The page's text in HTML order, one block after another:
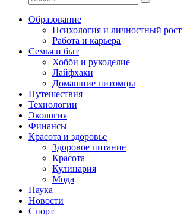
Образование
Психология и личностный рост
Работа и карьера
Семья и быт
Хобби и рукоделие
Лайфхаки
Домашние питомцы
Путешествия
Технологии
Экология
Финансы
Красота и здоровье
Здоровое питание
Красота
Кулинария
Мода
Наука
Новости
Спорт